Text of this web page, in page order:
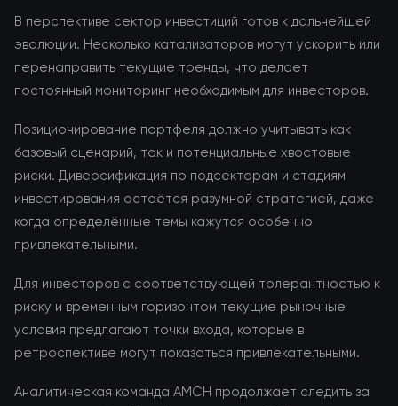
В перспективе сектор инвестиций готов к дальнейшей
эволюции. Несколько катализаторов могут ускорить или
перенаправить текущие тренды, что делает
постоянный мониторинг необходимым для инвесторов.
Позиционирование портфеля должно учитывать как
базовый сценарий, так и потенциальные хвостовые
риски. Диверсификация по подсекторам и стадиям
инвестирования остаётся разумной стратегией, даже
когда определённые темы кажутся особенно
привлекательными.
Для инвесторов с соответствующей толерантностью к
риску и временным горизонтом текущие рыночные
условия предлагают точки входа, которые в
ретроспективе могут показаться привлекательными.
Аналитическая команда AMCH продолжает следить за